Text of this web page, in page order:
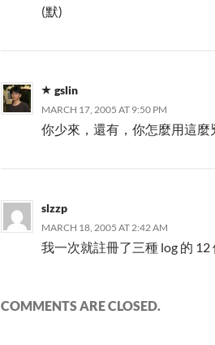
(默)
gslin
MARCH 17, 2005 AT 9:50 PM
你少來，還有，你怎麼用這麼
slzzp
MARCH 18, 2005 AT 2:42 AM
我一次就註冊了三種 log 的 12
COMMENTS ARE CLOSED.